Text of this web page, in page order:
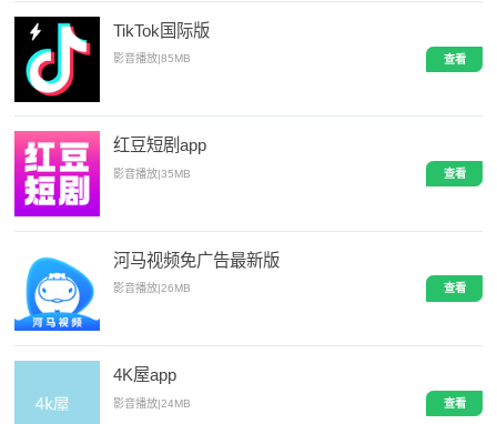
TikTok国际版
影音播放 |85MB 查看
红豆短剧app
影音播放|35MB 查看
河马视频免广告最新版
影音播放|26MB 查看
4K屋app
影音播放|24MB 查看